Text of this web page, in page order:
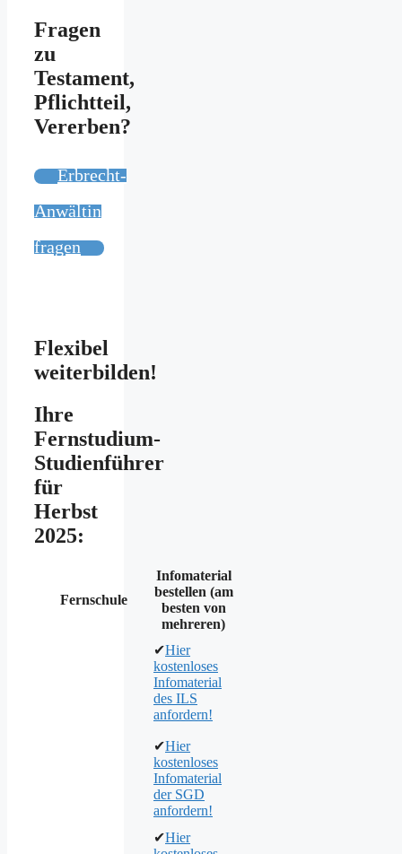
Fragen
zu
Testament,
Pflichtteil,
Vererben?
Erbrecht-
Anwältin
fragen
Flexibel
weiterbilden!
Ihre
Fernstudium-
Studienführer
für
Herbst
2025:
Fernschule
Infomaterial
bestellen (am
besten von
mehreren)
✔Hier
kostenloses
Infomaterial
des ILS
anfordern!
✔Hier
kostenloses
Infomaterial
der SGD
anfordern!
✔Hier